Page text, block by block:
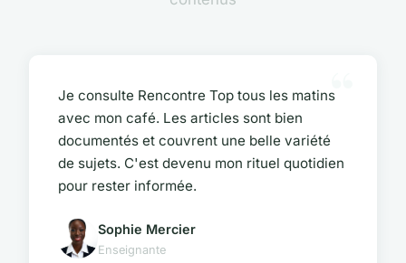
Je consulte Rencontre Top tous les matins
avec mon café. Les articles sont bien
documentés et couvrent une belle variété
de sujets. C'est devenu mon rituel quotidien
pour rester informée.
Sophie Mercier
Enseignante